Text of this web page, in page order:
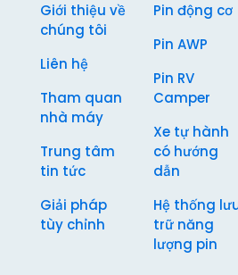
Giới thiệu về
chúng tôi
Liên hệ
Tham quan
nhà máy
Trung tâm
tin tức
Giải pháp
tùy chỉnh
Pin động cơ
Pin AWP
Pin RV
Camper
Xe tự hành
có hướng
dẫn
Hệ thống
trữ năng
lượng pin